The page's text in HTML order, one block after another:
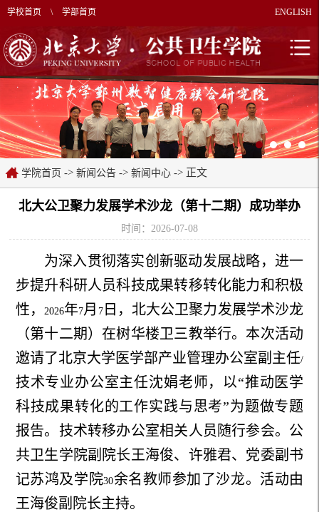
学校首页 \ 学部首页 ENGLISH
学院首页 -> 新闻公告 -> 新闻中心 -> 正文
北大公卫聚力发展学术沙龙（第十二期）成功举办
时间：2026-07-08
为深入贯彻落实创新驱动发展战略，进一
步提升科研人员科技成果转移转化能力和积极
性，
2026年7月 7日，北大公卫聚力发展学术沙龙
（第十二期）在树华楼卫三教举行。本次活动
邀请了北京大学医学部产业管理办公室副主任/
技术专业办公室主任沈娟老师，以“推动医学
科技成果转化的工作实践与思考”为题做专题
报告。技术转移办公室相关人员随行参会。公
共卫生学院副院长王海俊、许雅君、党委副书
记苏鸿及学院30余名教师参加了沙龙。活动由
王海俊副院长主持。